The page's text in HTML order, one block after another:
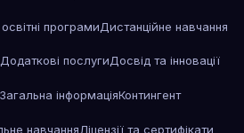
програмиДистанційне навчання
Додаткові послугиДосвід та інновації
Загальна інформаціяКонтингент
навчанняЛіцензії та сертифікати